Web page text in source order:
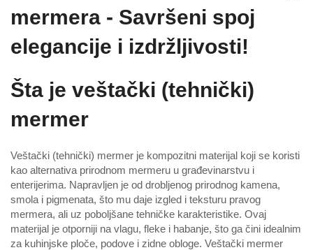
mermera - Savršeni spoj
elegancije i izdržljivosti!
Šta je veštački (tehnički)
mermer
Veštački (tehnički) mermer je kompozitni materijal koji se koristi
kao alternativa prirodnom mermeru u građevinarstvu i
enterijerima. Napravljen je od drobljenog prirodnog kamena,
smola i pigmenata, što mu daje izgled i teksturu pravog
mermera, ali uz poboljšane tehničke karakteristike. Ovaj
materijal je otporniji na vlagu, fleke i habanje, što ga čini idealnim
za kuhinjske ploče, podove i zidne obloge. Veštački mermer